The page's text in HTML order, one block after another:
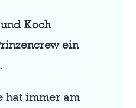
Koch
ein
hat immer am